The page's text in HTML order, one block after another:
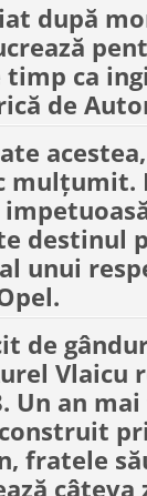
timp ca
de
mulțumit.
destinul
unui
gânduri
Vlaicu
Un an
fratele